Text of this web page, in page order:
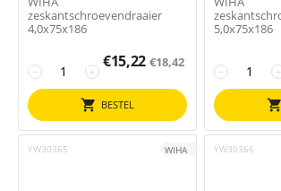
zeskantschroevendraaier
4,0x75x186
+
−
€15,22 €18,42
BESTEL
5,0x75x186
+
−
YW30365 WIHA YW30366